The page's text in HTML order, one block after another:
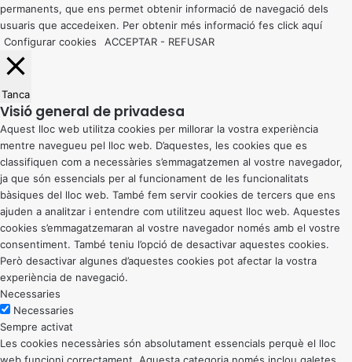
permanents, que ens permet obtenir informació de navegació dels
usuaris que accedeixen. Per obtenir més informació fes click aquí
Configurar cookies
ACCEPTAR - REFUSAR
Tanca
Visió general de privadesa
Aquest lloc web utilitza cookies per millorar la vostra experiència
mentre navegueu pel lloc web. D’aquestes, les cookies que es
classifiquen com a necessàries s’emmagatzemen al vostre navegador,
ja que són essencials per al funcionament de les funcionalitats
bàsiques del lloc web. També fem servir cookies de tercers que ens
ajuden a analitzar i entendre com utilitzeu aquest lloc web. Aquestes
cookies s’emmagatzemaran al vostre navegador només amb el vostre
consentiment. També teniu l’opció de desactivar aquestes cookies.
Però desactivar algunes d’aquestes cookies pot afectar la vostra
experiència de navegació.
Necessaries
Necessaries
Sempre activat
Les cookies necessàries són absolutament essencials perquè el lloc